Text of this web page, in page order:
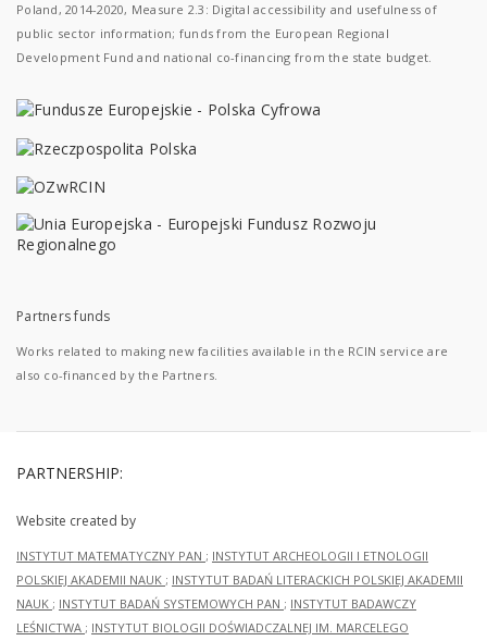
Poland, 2014-2020, Measure 2.3: Digital accessibility and usefulness of
public sector information; funds from the European Regional
Development Fund and national co-financing from the state budget.
Partners funds
Works related to making new facilities available in the RCIN service are
also co-financed by the Partners.
PARTNERSHIP:
Website created by
INSTYTUT MATEMATYCZNY PAN ; INSTYTUT ARCHEOLOGII I ETNOLOGII
POLSKIEJ AKADEMII NAUK ; INSTYTUT BADAŃ LITERACKICH POLSKIEJ AKADEMII
NAUK ; INSTYTUT BADAŃ SYSTEMOWYCH PAN ; INSTYTUT BADAWCZY
LEŚNICTWA ; INSTYTUT BIOLOGII DOŚWIADCZALNEJ IM. MARCELEGO